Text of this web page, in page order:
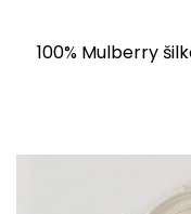
100% Mulberry